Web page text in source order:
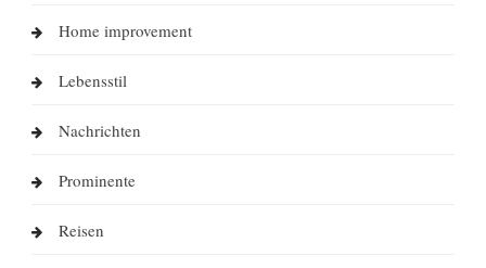
Home improvement
Lebensstil
Nachrichten
Prominente
Reisen